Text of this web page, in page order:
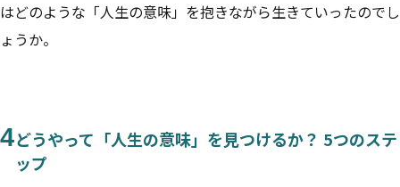
はどのような「人生の意味」を抱きながら生きていったのでし
ょうか。
4どうやって「人生の意味」を見つけるか？ 5つのステ
ップ